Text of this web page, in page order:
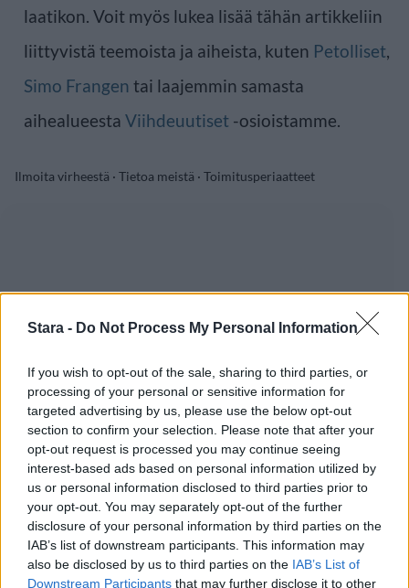
Stara - Do Not Process My Personal Information
If you wish to opt-out of the sale, sharing to third parties, or
processing of your personal or sensitive information for
targeted advertising by us, please use the below opt-out
section to confirm your selection. Please note that after your
opt-out request is processed you may continue seeing
interest-based ads based on personal information utilized by
us or personal information disclosed to third parties prior to
your opt-out. You may separately opt-out of the further
disclosure of your personal information by third parties on the
IAB’s list of downstream participants. This information may
also be disclosed by us to third parties on the IAB’s List of
Downstream Participants that may further disclose it to other
laatikon. Voit myös lukea lisää tähän artikkeliin
liittyvistä teemoista ja aiheista, kuten Petolliset
Simo Frangen tai laajemmin samasta
aihealueesta Viihdeuutiset -osioistamme.
Ilmoita virheestä · Tietoa meistä · Toimitusperiaatteet